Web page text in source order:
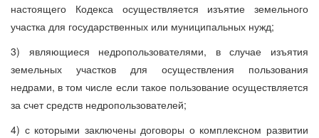
настоящего Кодекса осуществляется изъятие земельного
участка для государственных или муниципальных нужд;
3) являющиеся недропользователями, в случае изъятия
земельных участков для осуществления пользования
недрами, в том числе если такое пользование осуществляется
за счет средств недропользователей;
4) с которыми заключены договоры о комплексном развитии